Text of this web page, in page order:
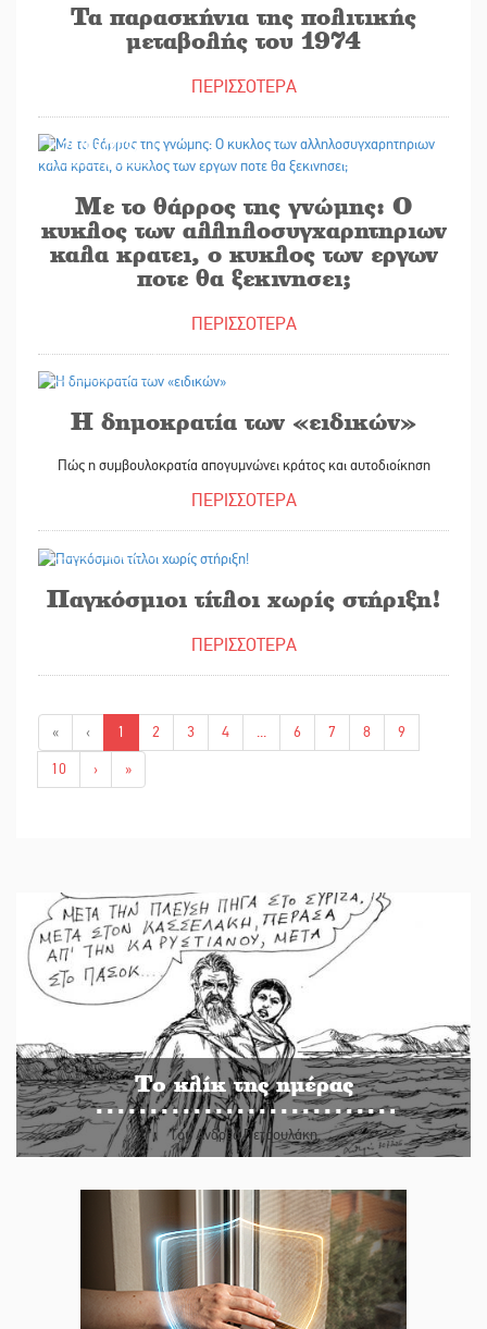
Τα παρασκήνια της πολιτικής
μεταβολής του 1974
ΠΕΡΙΣΣΟΤΕΡΑ
28/07/2026
Με το θάρρος της γνώμης: Ο
κυκλος των αλληλοσυγχαρητηριων
καλα κρατει, ο κυκλος των εργων
ποτε θα ξεκινησει;
ΠΕΡΙΣΣΟΤΕΡΑ
Η δημοκρατία των «ειδικών»
Πώς η συμβουλοκρατία απογυμνώνει κράτος και αυτοδιοίκηση
ΠΕΡΙΣΣΟΤΕΡΑ
Παγκόσμιοι τίτλοι χωρίς στήριξη!
ΠΕΡΙΣΣΟΤΕΡΑ
« ‹ 1 2 3 4 ... 6 7 8
9
10
› »
Το κλίκ της ημέρας
Του Ανδρέα Πετρουλάκη